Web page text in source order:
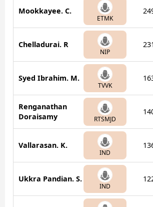
Mookkayee. C.
ETMK
Chelladurai. R
NIP
Syed Ibrahim. M.
TVVK
Renganathan
Doraisamy
RTSMJD
Vallarasan. K.
IND
Ukkra Pandian. S.
IND